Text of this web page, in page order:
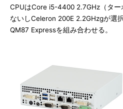
CPUはCore i5-4400 2.7GHz（ター
ないしCeleron 200E 2.2GHzgが選
QM87 Expressを組み合わせる。